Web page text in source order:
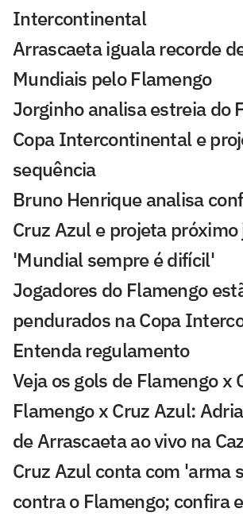
Intercontinental
Arrascaeta iguala recorde
Mundiais pelo Flamengo
Jorginho analisa estreia do
Copa Intercontinental e
sequência
Bruno Henrique analisa
Cruz Azul e projeta próximo
'Mundial sempre é difícil'
Jogadores do Flamengo
pendurados na Copa
Entenda regulamento
Veja os gols de Flamengo x
Flamengo x Cruz Azul:
de Arrascaeta ao vivo na
Cruz Azul conta com 'arma
contra o Flamengo; confira